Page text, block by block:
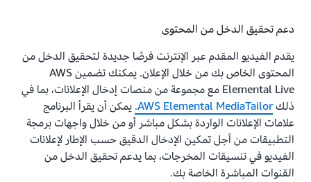
دعم تحقيق الدخل من المحتوى
يقدم الفيديو المقدم عبر الإنترنت فرصًا جديدة لتحقيق الدخل من
المحتوى الخاص بك من خلال الإعلان. يمكنك تضمين AWS
Elemental Live مع مجموعة من منصات إدخال الإعلانات، بما في
ذلك AWS Elemental MediaTailor. يمكن أن يقرأ البرنامج
علامات الإعلانات الواردة بشكل مباشر أو من خلال واجهات برمجة
التطبيقات من أجل تمكين الإدخال الدقيق حسب الإطار لإعلانات
الفيديو في تنسيقات المخرجات، بما يدعم تحقيق الدخل من
القنوات المباشرة الخاصة بك.